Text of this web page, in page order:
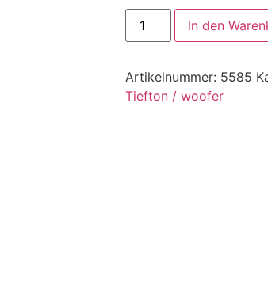
In den
Artikelnummer: 5585
Tiefton / woofer